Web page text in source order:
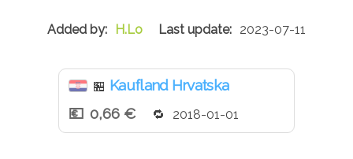
Proizvod može sadržavati tragove pšenice, jaja, soje,
mlijeka, celera i sezama
H.Lo 2023-07-11
🏪 Kaufland Hrvatska
0,66 €
2018-01-01